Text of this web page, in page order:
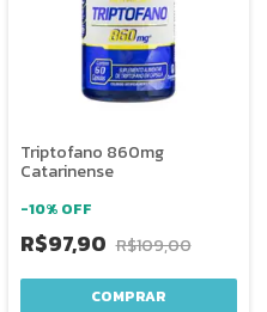
Triptofano 860mg
Catarinense
-10% OFF
R$97,90 R$109,00